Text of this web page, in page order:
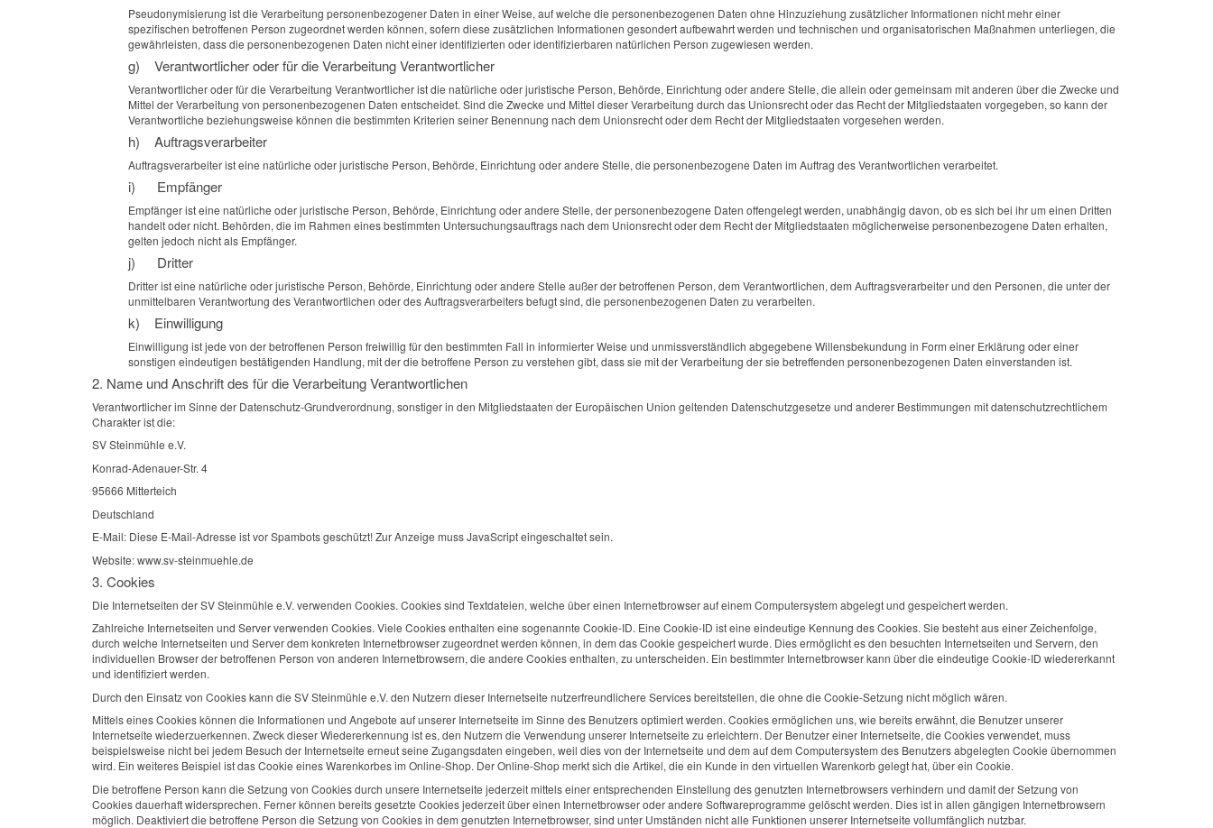
Pseudonymisierung ist die Verarbeitung personenbezogener Daten in einer Weise, auf welche die personenbezogenen Daten ohne Hinzuziehung zusätzlicher Informationen nicht mehr einer
spezifischen betroffenen Person zugeordnet werden können, sofern diese zusätzlichen Informationen gesondert aufbewahrt werden und technischen und organisatorischen Maßnahmen unterliegen, die
gewährleisten, dass die personenbezogenen Daten nicht einer identifizierten oder identifizierbaren natürlichen Person zugewiesen werden.
g) Verantwortlicher oder für die Verarbeitung Verantwortlicher
Verantwortlicher oder für die Verarbeitung Verantwortlicher ist die natürliche oder juristische Person, Behörde, Einrichtung oder andere Stelle, die allein oder gemeinsam mit anderen über die Zwecke und
Mittel der Verarbeitung von personenbezogenen Daten entscheidet. Sind die Zwecke und Mittel dieser Verarbeitung durch das Unionsrecht oder das Recht der Mitgliedstaaten vorgegeben, so kann der
Verantwortliche beziehungsweise können die bestimmten Kriterien seiner Benennung nach dem Unionsrecht oder dem Recht der Mitgliedstaaten vorgesehen werden.
h) Auftragsverarbeiter
Auftragsverarbeiter ist eine natürliche oder juristische Person, Behörde, Einrichtung oder andere Stelle, die personenbezogene Daten im Auftrag des Verantwortlichen verarbeitet.
i) Empfänger
Empfänger ist eine natürliche oder juristische Person, Behörde, Einrichtung oder andere Stelle, der personenbezogene Daten offengelegt werden, unabhängig davon, ob es sich bei ihr um einen Dritten
handelt oder nicht. Behörden, die im Rahmen eines bestimmten Untersuchungsauftrags nach dem Unionsrecht oder dem Recht der Mitgliedstaaten möglicherweise personenbezogene Daten erhalten,
gelten jedoch nicht als Empfänger.
j) Dritter
Dritter ist eine natürliche oder juristische Person, Behörde, Einrichtung oder andere Stelle außer der betroffenen Person, dem Verantwortlichen, dem Auftragsverarbeiter und den Personen, die unter der
unmittelbaren Verantwortung des Verantwortlichen oder des Auftragsverarbeiters befugt sind, die personenbezogenen Daten zu verarbeiten.
k) Einwilligung
Einwilligung ist jede von der betroffenen Person freiwillig für den bestimmten Fall in informierter Weise und unmissverständlich abgegebene Willensbekundung in Form einer Erklärung oder einer
sonstigen eindeutigen bestätigenden Handlung, mit der die betroffene Person zu verstehen gibt, dass sie mit der Verarbeitung der sie betreffenden personenbezogenen Daten einverstanden ist.
2. Name und Anschrift des für die Verarbeitung Verantwortlichen
Verantwortlicher im Sinne der Datenschutz-Grundverordnung, sonstiger in den Mitgliedstaaten der Europäischen Union geltenden Datenschutzgesetze und anderer Bestimmungen mit datenschutzrechtlichem
Charakter ist die:
SV Steinmühle e.V.
Konrad-Adenauer-Str. 4
95666 Mitterteich
Deutschland
E-Mail: Diese E-Mail-Adresse ist vor Spambots geschützt! Zur Anzeige muss JavaScript eingeschaltet sein.
Website: www.sv-steinmuehle.de
3. Cookies
Die Internetseiten der SV Steinmühle e.V. verwenden Cookies. Cookies sind Textdateien, welche über einen Internetbrowser auf einem Computersystem abgelegt und gespeichert werden.
Zahlreiche Internetseiten und Server verwenden Cookies. Viele Cookies enthalten eine sogenannte Cookie-ID. Eine Cookie-ID ist eine eindeutige Kennung des Cookies. Sie besteht aus einer Zeichenfolge,
durch welche Internetseiten und Server dem konkreten Internetbrowser zugeordnet werden können, in dem das Cookie gespeichert wurde. Dies ermöglicht es den besuchten Internetseiten und Servern, den
individuellen Browser der betroffenen Person von anderen Internetbrowsern, die andere Cookies enthalten, zu unterscheiden. Ein bestimmter Internetbrowser kann über die eindeutige Cookie-ID wiedererkannt
und identifiziert werden.
Durch den Einsatz von Cookies kann die SV Steinmühle e.V. den Nutzern dieser Internetseite nutzerfreundlichere Services bereitstellen, die ohne die Cookie-Setzung nicht möglich wären.
Mittels eines Cookies können die Informationen und Angebote auf unserer Internetseite im Sinne des Benutzers optimiert werden. Cookies ermöglichen uns, wie bereits erwähnt, die Benutzer unserer
Internetseite wiederzuerkennen. Zweck dieser Wiedererkennung ist es, den Nutzern die Verwendung unserer Internetseite zu erleichtern. Der Benutzer einer Internetseite, die Cookies verwendet, muss
beispielsweise nicht bei jedem Besuch der Internetseite erneut seine Zugangsdaten eingeben, weil dies von der Internetseite und dem auf dem Computersystem des Benutzers abgelegten Cookie übernommen
wird. Ein weiteres Beispiel ist das Cookie eines Warenkorbes im Online-Shop. Der Online-Shop merkt sich die Artikel, die ein Kunde in den virtuellen Warenkorb gelegt hat, über ein Cookie.
Die betroffene Person kann die Setzung von Cookies durch unsere Internetseite jederzeit mittels einer entsprechenden Einstellung des genutzten Internetbrowsers verhindern und damit der Setzung von
Cookies dauerhaft widersprechen. Ferner können bereits gesetzte Cookies jederzeit über einen Internetbrowser oder andere Softwareprogramme gelöscht werden. Dies ist in allen gängigen Internetbrowsern
möglich. Deaktiviert die betroffene Person die Setzung von Cookies in dem genutzten Internetbrowser, sind unter Umständen nicht alle Funktionen unserer Internetseite vollumfänglich nutzbar.